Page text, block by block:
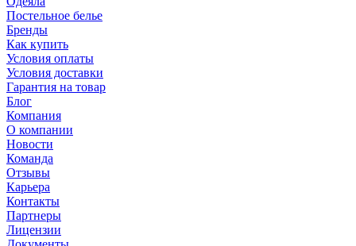
Постельное белье
Бренды
Как купить
Условия оплаты
Условия доставки
Гарантия на товар
Блог
Компания
О компании
Новости
Команда
Отзывы
Карьера
Контакты
Партнеры
Лицензии